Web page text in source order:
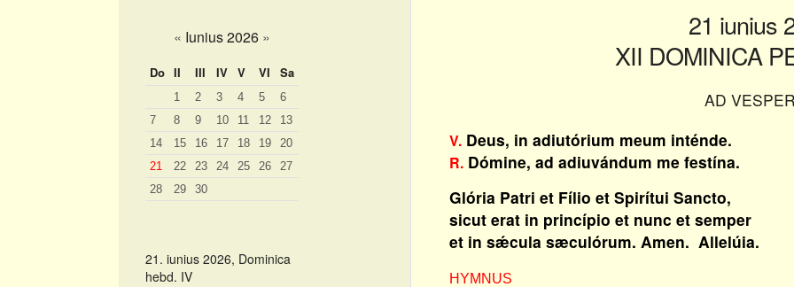
« Iunius 2026 »
Do II III IV V VI Sa
1 2 3 4 5
6
7
8 9 10 11 12
13
14
15 16 17 18 19
20
21
22 23 24 25 26
27
28
29 30
21. iunius 2026, Dominica
hebd. IV
21 iunius
XII DOMINICA
AD
V. Deus, in adiutórium meum inténde.
R. Dómine, ad adiuvándum me festína.
Glória Patri et Fílio et Spirítui Sancto,
sicut erat in princípio et nunc et semper
et in sǽcula sæculórum. Amen. Allelúia.
HYMNUS